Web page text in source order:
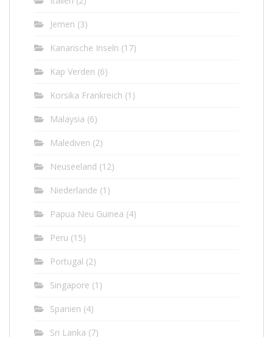
Jemen (3)
Kanarische Inseln (17)
Kap Verden (6)
Korsika Frankreich (1)
Malaysia (6)
Malediven (2)
Neuseeland (12)
Niederlande (1)
Papua Neu Guinea (4)
Peru (15)
Portugal (2)
Singapore (1)
Spanien (4)
Sri Lanka (7)